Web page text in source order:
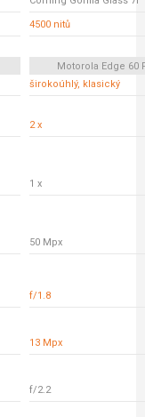
4500 nitů
Motorola Edge 60
širokoúhlý, klasický
2 x
1 x
50 Mpx
f/1.8
13 Mpx
f/2.2